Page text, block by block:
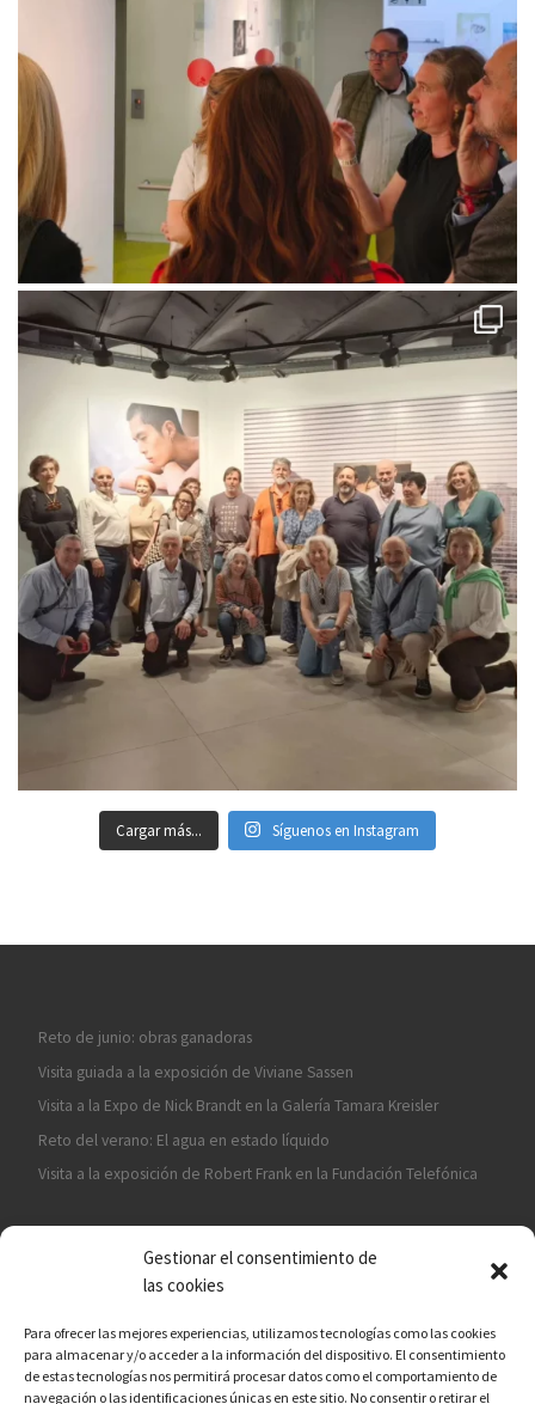
Gestionar el consentimiento de
las cookies
Para ofrecer las mejores experiencias, utilizamos tecnologías como las cookies
para almacenar y/o acceder a la información del dispositivo. El consentimiento
de estas tecnologías nos permitirá procesar datos como el comportamiento de
navegación o las identificaciones únicas en este sitio. No consentir o retirar el
Cargar más... Síguenos en Instagram
Reto de junio: obras ganadoras
Visita guiada a la exposición de Viviane Sassen
Visita a la Expo de Nick Brandt en la Galería Tamara Kreisler
Reto del verano: El agua en estado líquido
Visita a la exposición de Robert Frank en la Fundación Telefónica
¡ASÓCIATE A CÁMARA EN MANO!